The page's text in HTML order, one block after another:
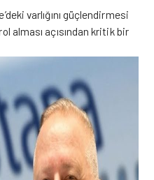
varlığını güçlendirmesi
alması açısından kritik bir